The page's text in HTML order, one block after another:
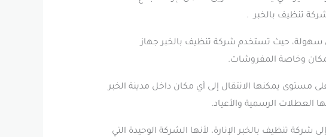
تنظيف بالخبر .
سهولة، حيث تستخدم شركة تنظيف بالخبر جهاز
وخاصة المفروشات.
مستوى يمكنها الانتقال إلى أي مكان داخل مدينة الخبر
تنظيف بالخبر الإنارة، لأنها الشركة الوحيدة التي